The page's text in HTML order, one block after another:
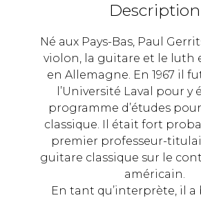
Description
Né aux Pays-Bas, Paul
violon, la guitare et le luth
en Allemagne. En 1967 il
l’Université Laval pour y
programme d’études
classique. Il était fort
premier professeur-
guitare classique sur le
américain.
En tant qu’interprète, il a